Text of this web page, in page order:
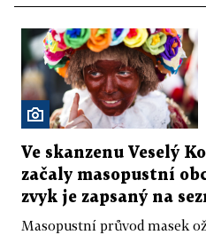
Ve skanzenu Veselý
začaly masopustní
zvyk je zapsaný na
Masopustní průvod masek